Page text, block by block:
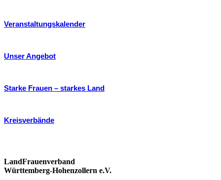
Veranstaltungskalender
Unser Angebot
Starke Frauen – starkes Land
Kreisverbände
LandFrauenverband
Württemberg-Hohenzollern e.V.